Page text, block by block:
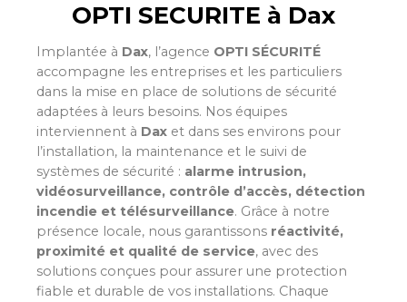
OPTI SECURITE à Dax
Implantée à Dax, l’agence OPTI SÉCURITÉ
accompagne les entreprises et les particuliers
dans la mise en place de solutions de sécurité
adaptées à leurs besoins. Nos équipes
interviennent à Dax et dans ses environs pour
l’installation, la maintenance et le suivi de
systèmes de sécurité : alarme intrusion,
vidéosurveillance, contrôle d’accès, détection
incendie et télésurveillance. Grâce à notre
présence locale, nous garantissons réactivité,
proximité et qualité de service, avec des
solutions conçues pour assurer une protection
fiable et durable de vos installations. Chaque